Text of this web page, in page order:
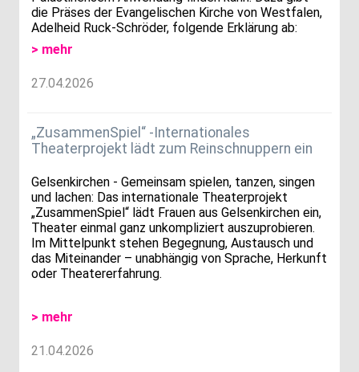
die Präses der Evangelischen Kirche von Westfalen,
Adelheid Ruck-Schröder, folgende Erklärung ab:
> mehr
27.04.2026
„ZusammenSpiel“ -Internationales
Theaterprojekt lädt zum Reinschnuppern ein
Gelsenkirchen - Gemeinsam spielen, tanzen, singen
und lachen: Das internationale Theaterprojekt
„ZusammenSpiel“ lädt Frauen aus Gelsenkirchen ein,
Theater einmal ganz unkompliziert auszuprobieren.
Im Mittelpunkt stehen Begegnung, Austausch und
das Miteinander – unabhängig von Sprache, Herkunft
oder Theatererfahrung.
> mehr
21.04.2026